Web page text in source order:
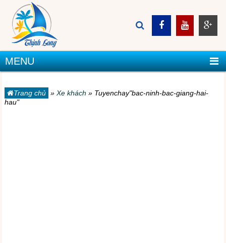
MENU
Trang chủ » Xe khách » Tuyenchay"bac-ninh-bac-giang-hai-
hau"